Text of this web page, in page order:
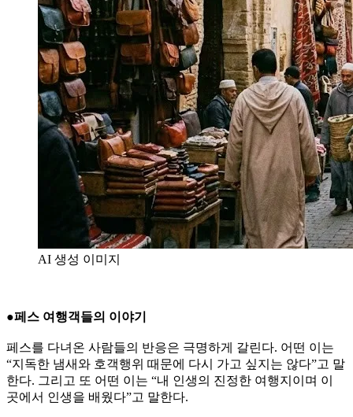
AI 생성 이미지
●페스 여행객들의 이야기
페스를 다녀온 사람들의 반응은 극명하게 갈린다. 어떤 이는
“지독한 냄새와 호객행위 때문에 다시 가고 싶지는 않다”고 말
한다. 그리고 또 어떤 이는 “내 인생의 진정한 여행지이며 이
곳에서 인생을 배웠다”고 말한다.